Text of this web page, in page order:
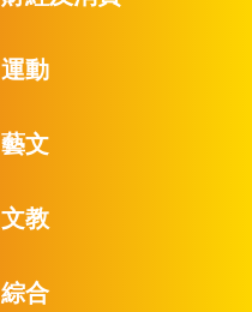
運動
藝文
文教
綜合